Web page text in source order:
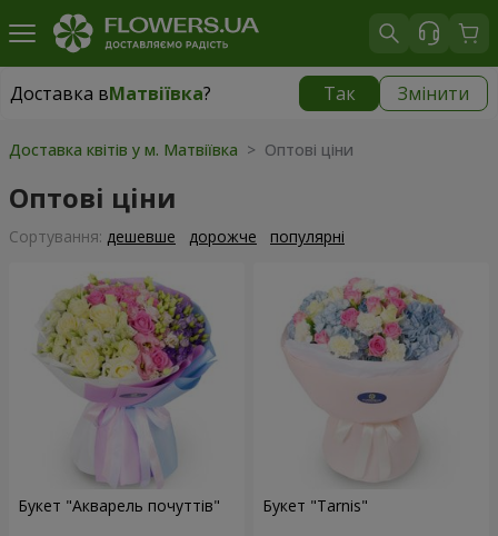
Доставка вМатвіївка? Так Змінити
Доставка вМатвіївка|
Доставка квітів у м. Матвіївка > Оптові ціни
Оптові ціни
Сортування: дешевше дорожче популярні
Букет "Акварель почуттів" Букет "Tarnis"